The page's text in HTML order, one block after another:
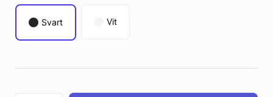
Svart Vit